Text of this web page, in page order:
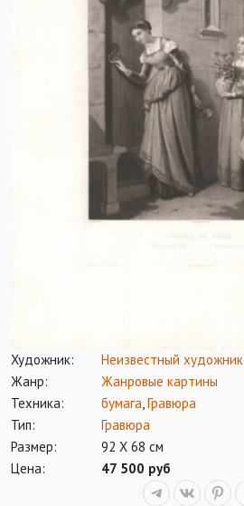
Художник:
Неизвестный художник
Жанр:
Жанровые картины
Техника:
бумага Гравюра
Тип:
Гравюра
Размер:
92 Х 68 см
Цена:
47 500 руб